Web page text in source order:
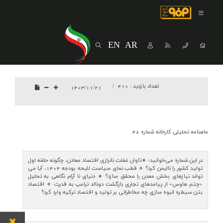
AR
EN
مسیر ماندگار
فروش و مشتریان
پروژه های سرمایه گذاری
پایداری
سهامداران
1403/11/21 تعداد بازدید : 410
ماهنامه تحلیلی کارخانه شماره 48
در این شماره می‌خوانید؛ 🔸تاوان غفلت نانرازی اقتصاد معادن، چگونه حلقه اول
تولید کشور را ناایمن کرد؟ 🔹 قطب نمای سیاست لایحه بودجه 1404، آیا می
‌تواند نیازهای بخش معدن را محقق سازد؟ 🔸 دنیای نا آرام نگاهی به تحلیل
«چتم هاوس» از پیامدهای تجاری بازگشت دونالد ترامپ به قدرت 🔹 اقتصاد
بتن سیطره ‌انبوه ‌سازی چه مخاطراتی بر تولید و اقتصاد ترکیه وارد کرد؟